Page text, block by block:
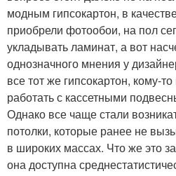
модным гипсокартон, в
приобрели фотообои, на пол
укладывать ламинат, а вот
однозначного мнения у
все тот же гипсокартон, кому-
работать с кассетными
Однако все чаще стали
потолки, которые ранее не
в широких массах. Что же это
она доступна